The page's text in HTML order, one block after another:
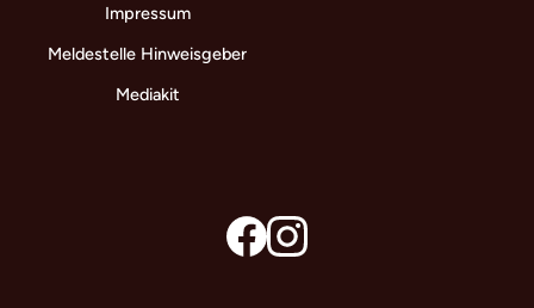
Impressum
Meldestelle Hinweisgeber
Mediakit